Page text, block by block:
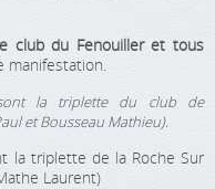
club du Fenouiller et tous
manifestation.
la triplette du club de
et Bousseau Mathieu).
la triplette de la Roche Sur
Laurent)